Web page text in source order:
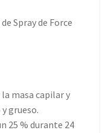
Spray de Force
masa capilar y
grueso.
25 % durante 24